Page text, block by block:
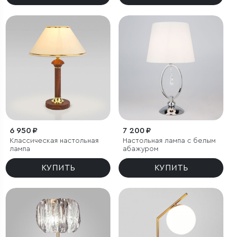
6 950 ₽
Классическая настольная
лампа
КУПИТЬ
7 200 ₽
Настольная лампа с белым
абажуром
КУПИТЬ